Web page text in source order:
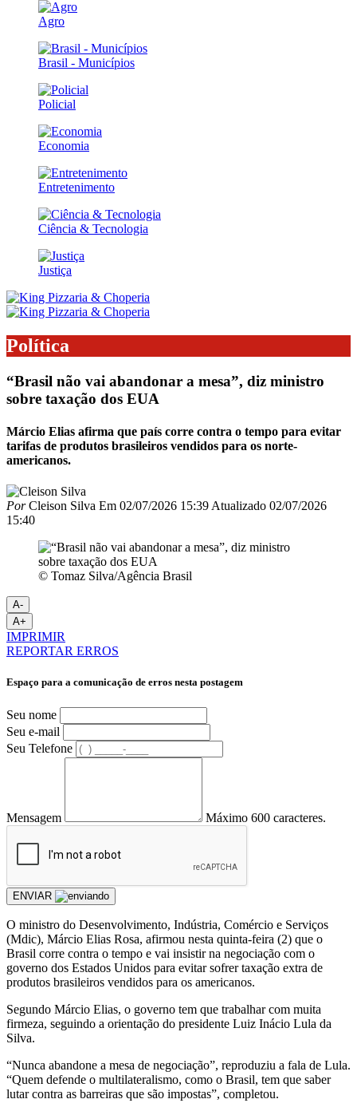
Agro
Brasil - Municípios
Policial
Economia
Entretenimento
Ciência & Tecnologia
Justiça
Política
“Brasil não vai abandonar a mesa”, diz ministro
sobre taxação dos EUA
Márcio Elias afirma que país corre contra o tempo para evitar
tarifas de produtos brasileiros vendidos para os norte-
americanos.
PorCleison Silva Em 02/07/2026 15:39 Atualizado 02/07/2026
15:40
© Tomaz Silva/Agência Brasil
A-
A+
IMPRIMIR
REPORTAR ERROS
Espaço para a comunicação de erros nesta postagem
Seu nome
Seu e-mail
Seu Telefone
Mensagem Máximo 600 caracteres.
ENVIAR
O ministro do Desenvolvimento, Indústria, Comércio e Serviços
(Mdic), Márcio Elias Rosa, afirmou nesta quinta-feira (2) que o
Brasil corre contra o tempo e vai insistir na negociação com o
governo dos Estados Unidos para evitar sofrer taxação extra de
produtos brasileiros vendidos para os americanos.
Segundo Márcio Elias, o governo tem que trabalhar com muita
firmeza, seguindo a orientação do presidente Luiz Inácio Lula da
Silva.
“Nunca abandone a mesa de negociação”, reproduziu a fala de Lula.
“Quem defende o multilateralismo, como o Brasil, tem que saber
lutar contra as barreiras que são impostas”, completou.